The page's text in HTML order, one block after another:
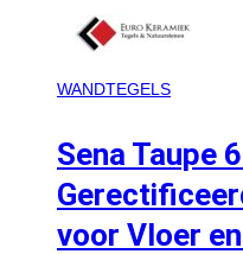
WANDTEGELS
Sena Taupe
voor Vloer